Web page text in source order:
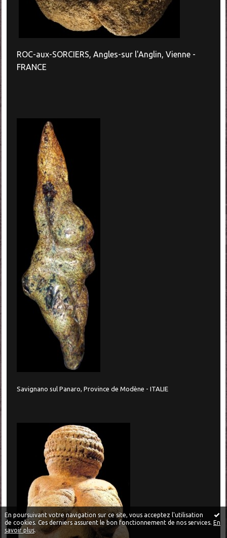
En poursuivant votre navigation sur ce site, vous acceptez l'utilisation
de cookies. Ces derniers assurent le bon fonctionnement de nos services. En
savoir plus.
ROC-aux-SORCIERS, Angles-sur l'Anglin, Vienne -
FRANCE
Savignano sul Panaro, Province de Modène - ITALIE